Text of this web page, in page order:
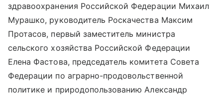
здравоохранения Российской Федерации Михаил
Мурашко, руководитель Роскачества Максим
Протасов, первый заместитель министра
сельского хозяйства Российской Федерации
Елена Фастова, председатель комитета Совета
Федерации по аграрно-продовольственной
политике и природопользованию Александр